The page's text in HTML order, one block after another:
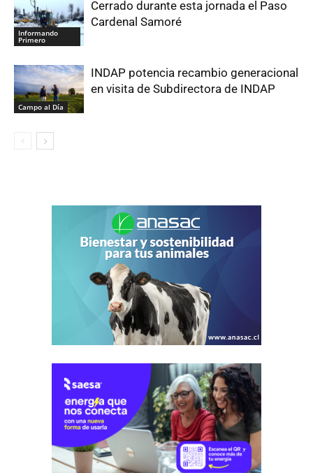
Informando
Primero
Cerrado durante esta jornada el Paso
Cardenal Samoré
Campo al Día
INDAP potencia recambio generacional
en visita de Subdirectora de INDAP